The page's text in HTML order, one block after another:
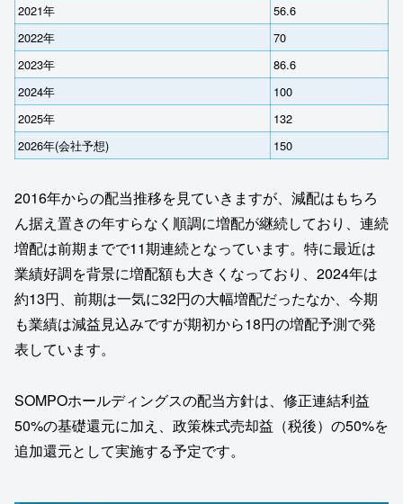
2021年
56.6
2022年
70
2023年
86.6
2024年
100
2025年
132
2026年(会社予想)
150
2016年からの配当推移を見ていきますが、減配はもちろ
ん据え置きの年すらなく順調に増配が継続しており、連続
増配は前期までで11期連続となっています。特に最近は
業績好調を背景に増配額も大きくなっており、2024年は
約13円、前期は一気に32円の大幅増配だったなか、今期
も業績は減益見込みですが期初から18円の増配予測で発
表しています。
SOMPOホールディングスの配当方針は、修正連結利益
50%の基礎還元に加え、政策株式売却益（税後）の50%を
追加還元として実施する予定です。